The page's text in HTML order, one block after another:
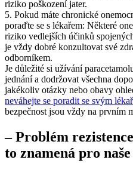
riziko poškození jater.
5. Pokud máte chronické
poraďte se s lékařem: Některé
riziko vedlejších účinků
je vždy dobré konzultovat své
odborníkem.
Je důležité si užívání
jednání a dodržovat všechna
jakékoliv otázky nebo obavy
neváhejte se poradit se svým
bezpečnost jsou vždy na prvním
– Problém
to znamená pro